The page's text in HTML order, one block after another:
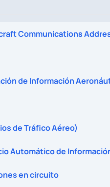
Communications
de Información
de Tráfico Aéreo)
Automático de
en circuito